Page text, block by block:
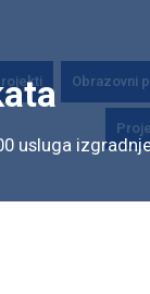
usluga
Obrazovni